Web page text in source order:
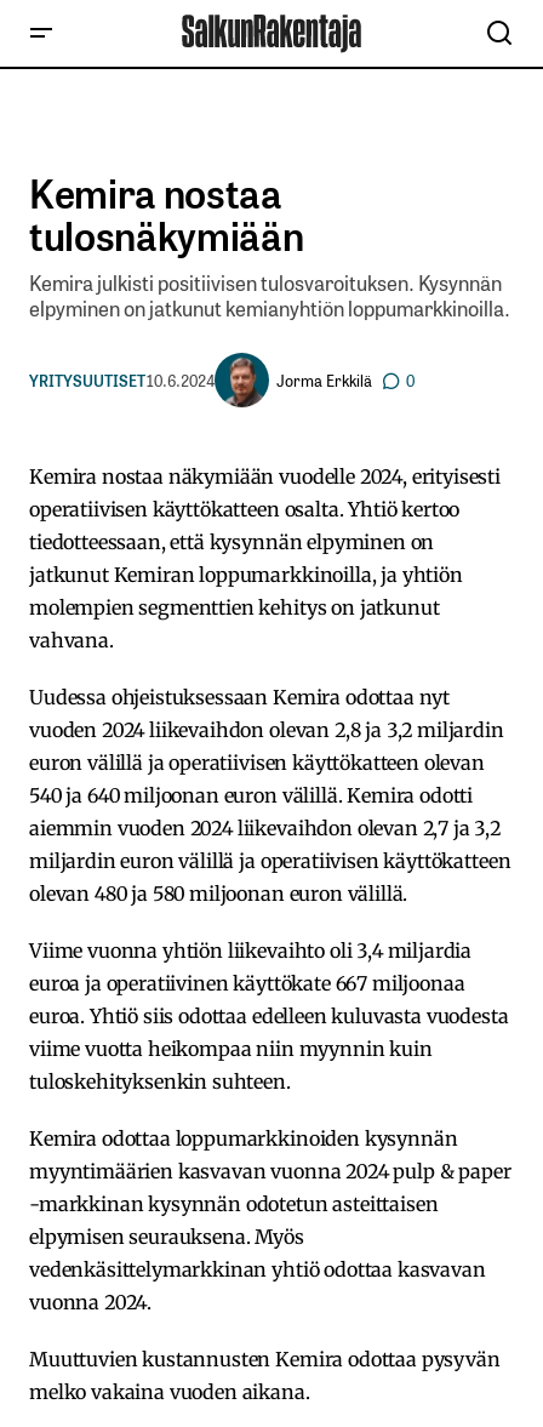
Kemira nostaa
tulosnäkymiään
Kemira julkisti positiivisen tulosvaroituksen. Kysynnän
elpyminen on jatkunut kemianyhtiön loppumarkkinoilla.
YRITYSUUTISET10.6.2024 Jorma Erkkilä 0
Kemira nostaa näkymiään vuodelle 2024, erityisesti
operatiivisen käyttökatteen osalta. Yhtiö kertoo
tiedotteessaan, että kysynnän elpyminen on
jatkunut Kemiran loppumarkkinoilla, ja yhtiön
molempien segmenttien kehitys on jatkunut
vahvana.
Uudessa ohjeistuksessaan Kemira odottaa nyt
vuoden 2024 liikevaihdon olevan 2,8 ja 3,2 miljardin
euron välillä ja operatiivisen käyttökatteen olevan
540 ja 640 miljoonan euron välillä. Kemira odotti
aiemmin vuoden 2024 liikevaihdon olevan 2,7 ja 3,2
miljardin euron välillä ja operatiivisen käyttökatteen
olevan 480 ja 580 miljoonan euron välillä.
Viime vuonna yhtiön liikevaihto oli 3,4 miljardia
euroa ja operatiivinen käyttökate 667 miljoonaa
euroa. Yhtiö siis odottaa edelleen kuluvasta vuodesta
viime vuotta heikompaa niin myynnin kuin
tuloskehityksenkin suhteen.
Kemira odottaa loppumarkkinoiden kysynnän
myyntimäärien kasvavan vuonna 2024 pulp & paper
-markkinan kysynnän odotetun asteittaisen
elpymisen seurauksena. Myös
vedenkäsittelymarkkinan yhtiö odottaa kasvavan
vuonna 2024.
Muuttuvien kustannusten Kemira odottaa pysyvän
melko vakaina vuoden aikana.